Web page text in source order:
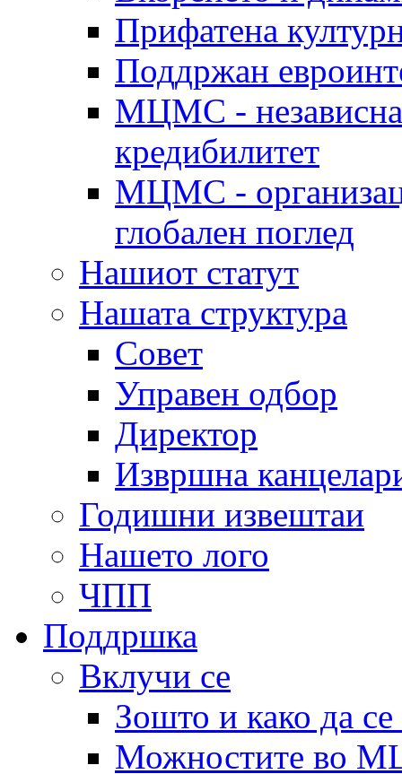
Прифатена
Поддржан
МЦМС - независна
кредибилитет
МЦМС -
глобален поглед
Нашиот статут
Нашата структура
Совет
Управен одбор
Директор
Извршна
Годишни извештаи
Нашето лого
ЧПП
Поддршка
Вклучи се
Зошто и како да
Можностите во